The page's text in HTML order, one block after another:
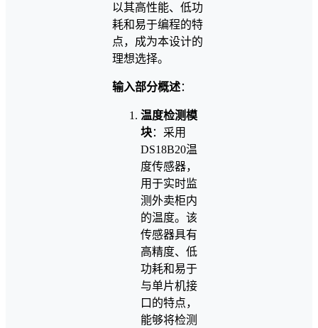
以其高性能、低功
耗和易于编程的特
点，成为本设计的
理想选择。
输入部分概述：
温度检测模
块：采用
DS18B20温
度传感器，
用于实时监
测外卖柜内
的温度。该
传感器具有
高精度、低
功耗和易于
与单片机接
口的特点，
能够将检测